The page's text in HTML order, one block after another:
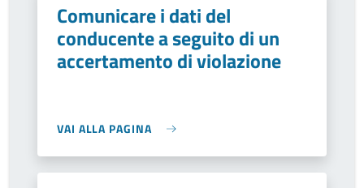
Comunicare i dati del
conducente a seguito di un
accertamento di violazione
VAI ALLA PAGINA